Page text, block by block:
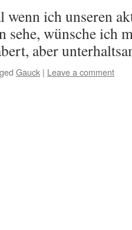
wenn ich unseren
sehe, wünsche ich
aber
Gauck | Leave a comment